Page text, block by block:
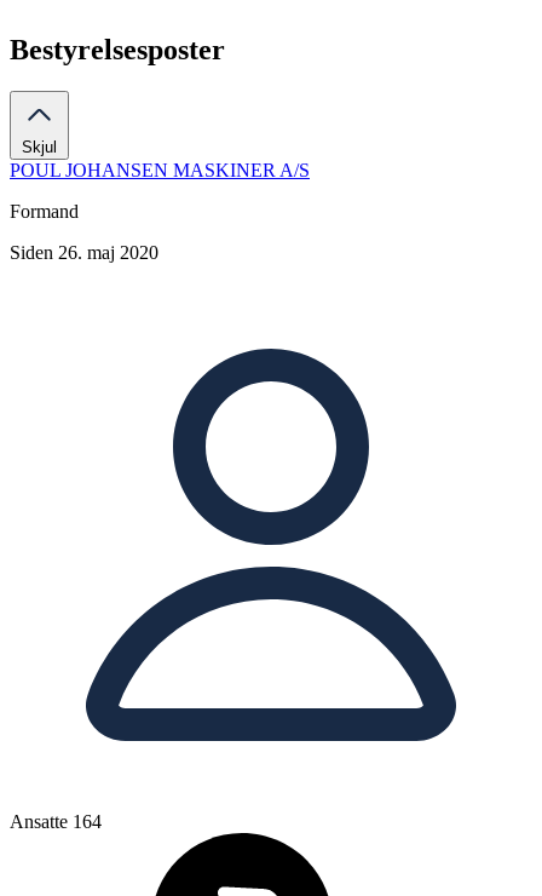
Bestyrelsesposter
Skjul
POUL JOHANSEN MASKINER A/S
Formand
Siden 26. maj 2020
Ansatte 164